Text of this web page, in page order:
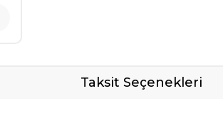
Taksit Seçenekleri